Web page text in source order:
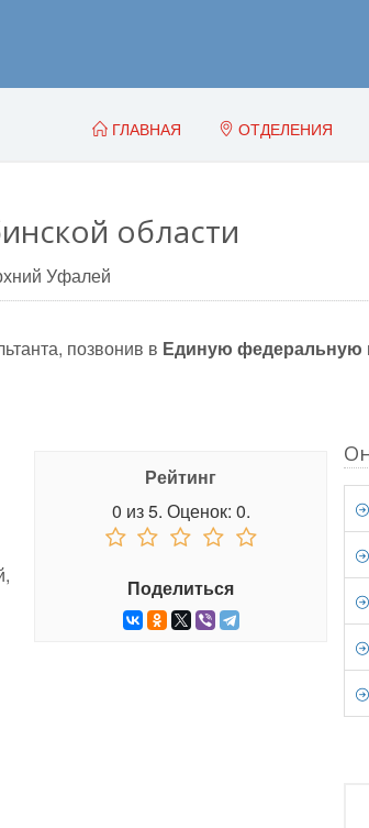
ГЛАВНАЯ ОТДЕЛЕНИЯ
области
Уфалей
позвонив в Единую федеральную
Рейтинг
0 из5. Оценок: 0.
Поделиться